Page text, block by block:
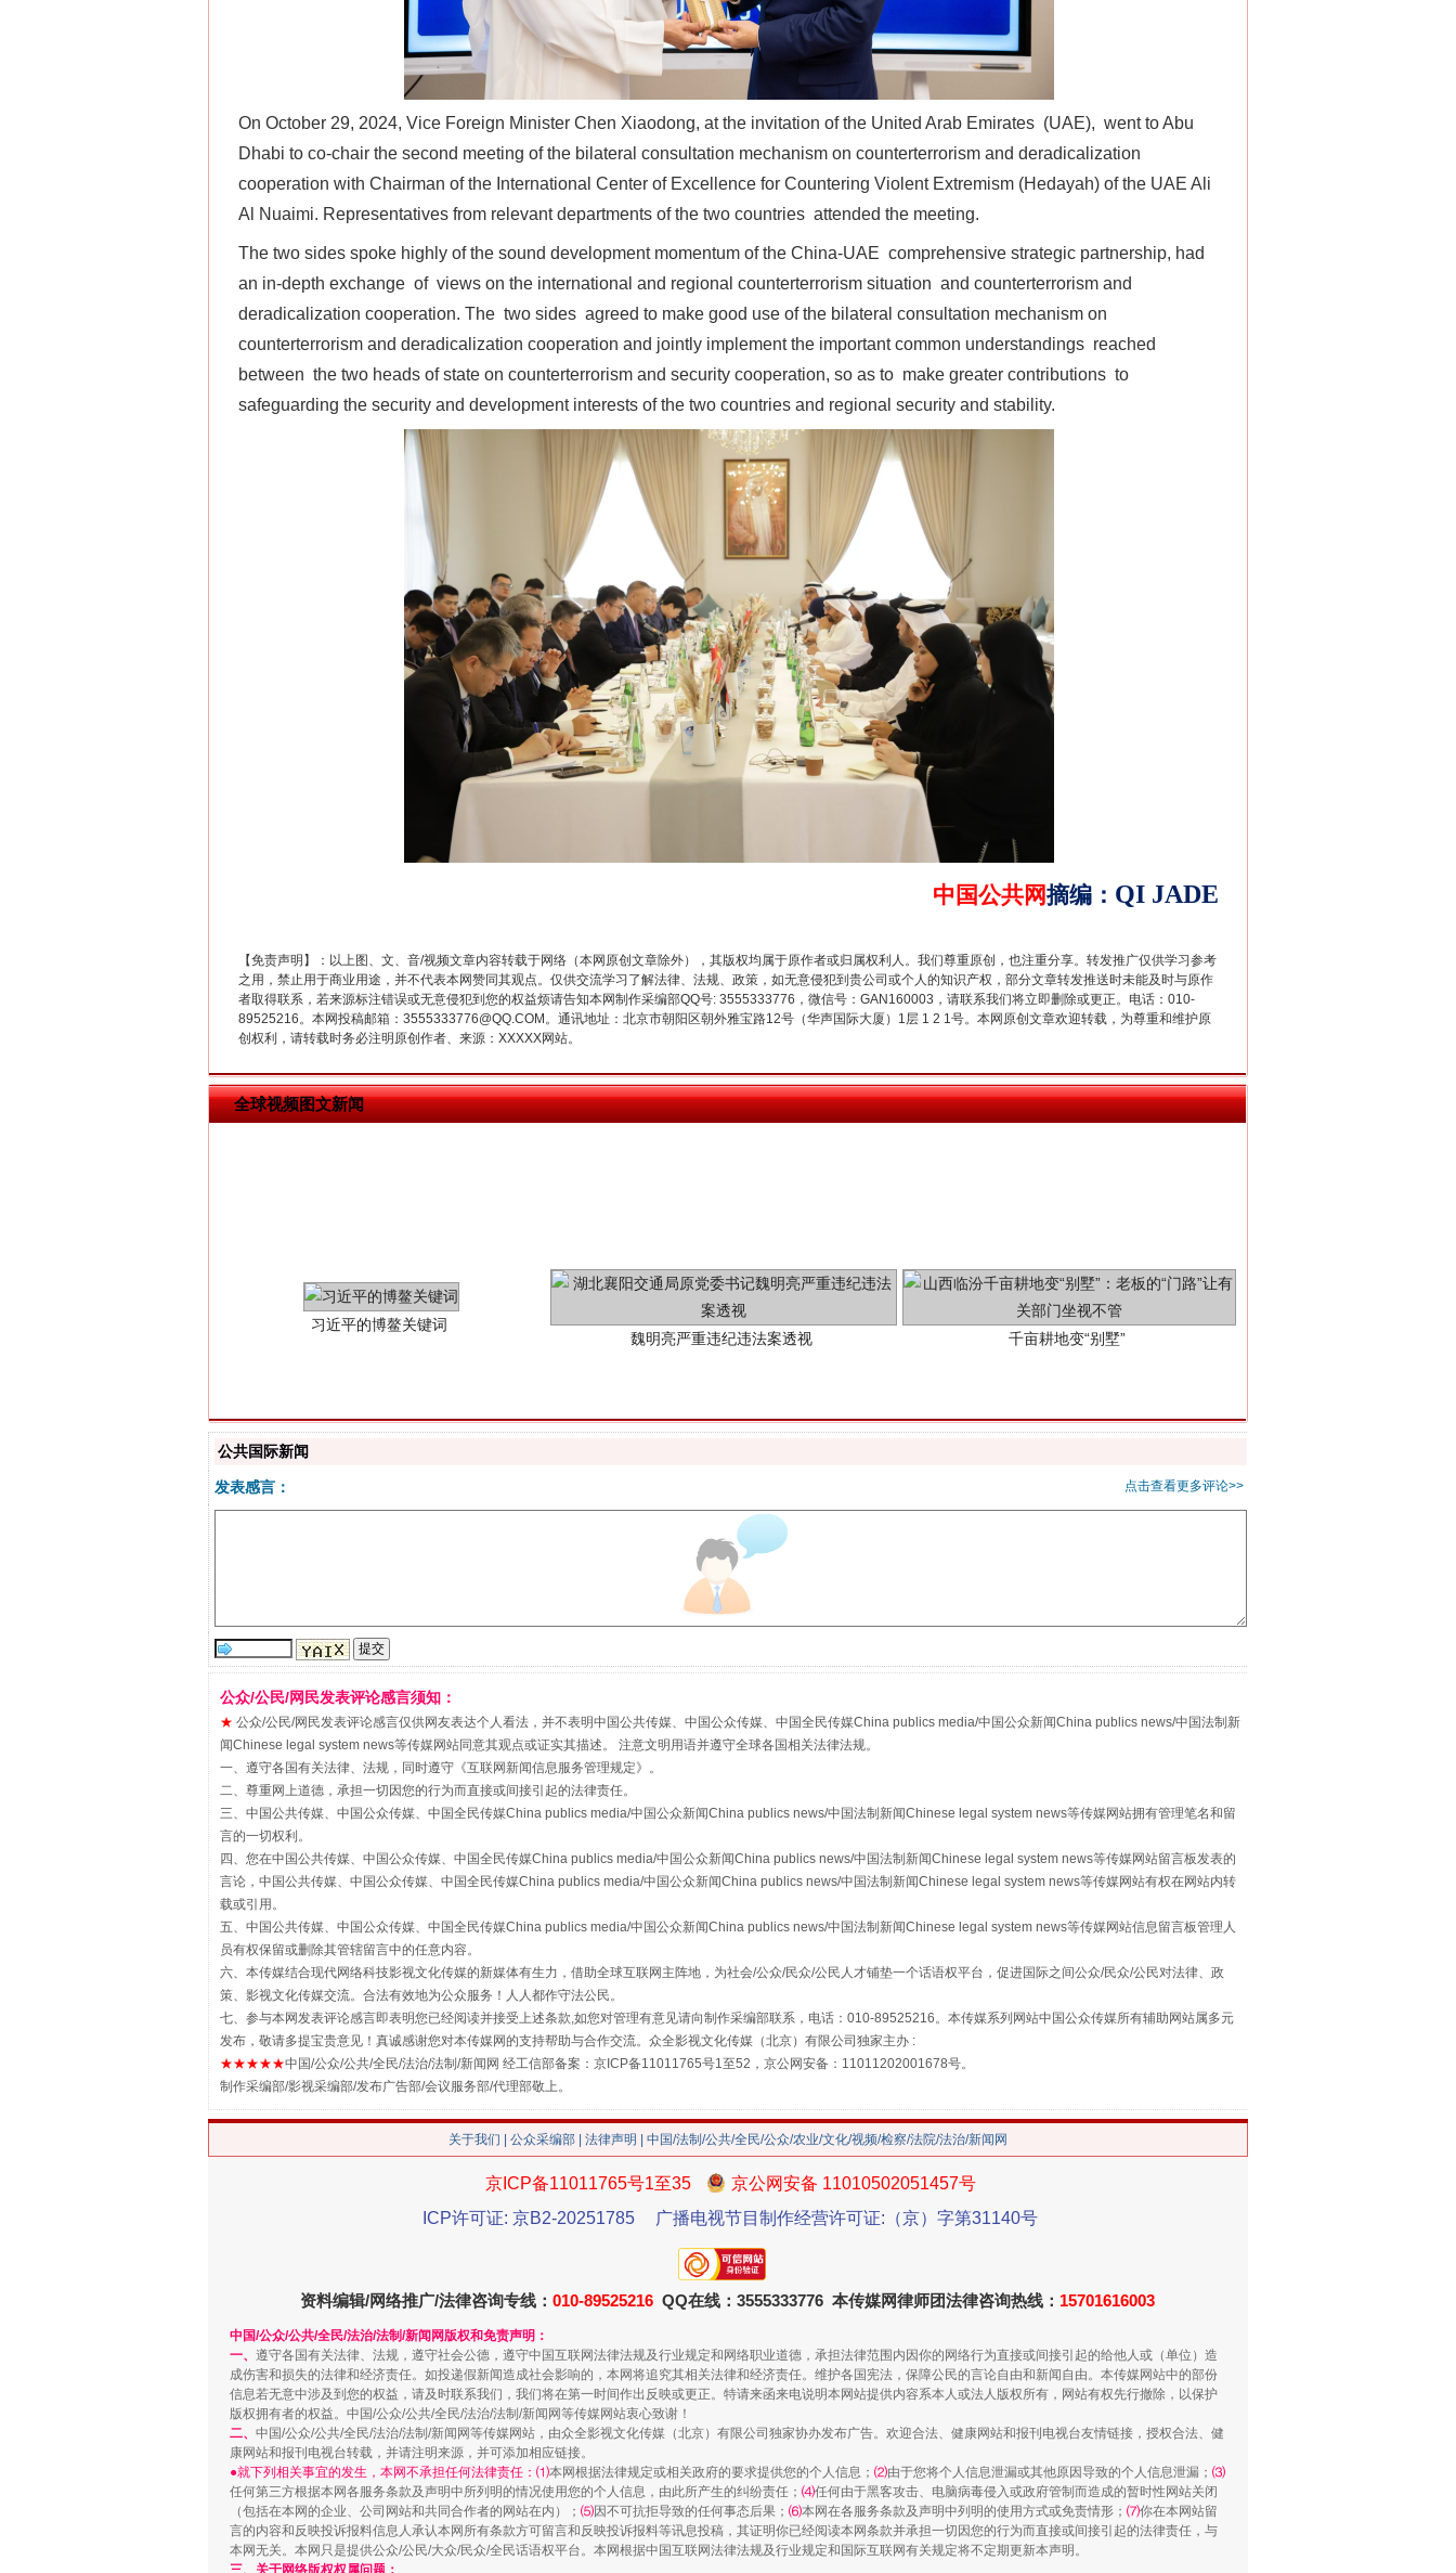
On October 29, 2024, Vice Foreign Minister Chen Xiaodong, at the invitation of the United Arab Emirates (UAE), went to Abu
Dhabi to co-chair the second meeting of the bilateral consultation mechanism on counterterrorism and deradicalization
cooperation with Chairman of the International Center of Excellence for Countering Violent Extremism (Hedayah) of the UAE Ali
Al Nuaimi. Representatives from relevant departments of the two countries attended the meeting.
The two sides spoke highly of the sound development momentum of the China-UAE comprehensive strategic partnership, had
an in-depth exchange of views on the international and regional counterterrorism situation and counterterrorism and
deradicalization cooperation. The two sides agreed to make good use of the bilateral consultation mechanism on
counterterrorism and deradicalization cooperation and jointly implement the important common understandings reached
between the two heads of state on counterterrorism and security cooperation, so as to make greater contributions to
safeguarding the security and development interests of the two countries and regional security and stability.
中国公共网摘编 ： QI JADE
【免责声明】：以上图、文、音/视频文章内容转载于网络（本网原创文章除外），其版权均属于原作者或归属权利人。我们尊重原创，也注重分享。转发推广仅供学习参考
之用，禁止用于商业用途，并不代表本网赞同其观点。仅供交流学习了解法律、法规、政策，如无意侵犯到贵公司或个人的知识产权，部分文章转发推送时未能及时与原作
者取得联系，若来源标注错误或无意侵犯到您的权益烦请告知本网制作采编部QQ号: 3555333776，微信号：GAN160003，请联系我们将立即删除或更正。电话：010-
89525216。本网投稿邮箱：3555333776@QQ.COM。通讯地址：北京市朝阳区朝外雅宝路12号（华声国际大厦）1层 1 2 1号。本网原创文章欢迎转载，为尊重和维护原
创权利，请转载时务必注明原创作者、来源：XXXXX网站。
全球视频图文新闻
茶叶“炒上天”
这是一记警钟！ 谢谢有你温暖了四季 法官巧妙执行解纠纷
新中国诞生的见证
揭批美国五大"原罪"
解纷+调解+退费，一次搞定
珠宝鉴定乱象
站台名比不上好声名
走近一线检察官
公共国际新闻
点击查看更多评论>>
发表感言：
公众/公民/网民发表评论感言须知：
★ 公众/公民/网民发表评论感言仅供网友表达个人看法，并不表明中国公共传媒、中国公众传媒、中国全民传媒China publics media/中国公众新闻China publics news/中国法制新
闻Chinese legal system news等传媒网站同意其观点或证实其描述。 注意文明用语并遵守全球各国相关法律法规。
一、遵守各国有关法律、法规，同时遵守《互联网新闻信息服务管理规定》。
二、尊重网上道德，承担一切因您的行为而直接或间接引起的法律责任。
三、中国公共传媒、中国公众传媒、中国全民传媒China publics media/中国公众新闻China publics news/中国法制新闻Chinese legal system news等传媒网站拥有管理笔名和留
言的一切权利。
四、您在中国公共传媒、中国公众传媒、中国全民传媒China publics media/中国公众新闻China publics news/中国法制新闻Chinese legal system news等传媒网站留言板发表的
言论，中国公共传媒、中国公众传媒、中国全民传媒China publics media/中国公众新闻China publics news/中国法制新闻Chinese legal system news等传媒网站有权在网站内转
载或引用。
五、中国公共传媒、中国公众传媒、中国全民传媒China publics media/中国公众新闻China publics news/中国法制新闻Chinese legal system news等传媒网站信息留言板管理人
员有权保留或删除其管辖留言中的任意内容。
六、本传媒结合现代网络科技影视文化传媒的新媒体有生力，借助全球互联网主阵地，为社会/公众/民众/公民人才铺垫一个话语权平台，促进国际之间公众/民众/公民对法律、政
策、影视文化传媒交流。合法有效地为公众服务！人人都作守法公民。
七、参与本网发表评论感言即表明您已经阅读并接受上述条款,如您对管理有意见请向制作采编部联系，电话：010-89525216。本传媒系列网站中国公众传媒所有辅助网站属多元
发布，敬请多提宝贵意见！真诚感谢您对本传媒网的支持帮助与合作交流。众全影视文化传媒（北京）有限公司独家主办 :
★★★★★中国/公众/公共/全民/法治/法制/新闻网 经工信部备案：京ICP备11011765号1至52，京公网安备：11011202001678号。
制作采编部/影视采编部/发布广告部/会议服务部/代理部敬上。
关于我们 公众采编部 法律声明 | 中国/法制/公共/全民/公众/农业/文化/视频/检察/法院/法治/新闻网
京ICP备11011765号1至35
京公网安备 11010502051457号
ICP许可证: 京B2-20251785
广播电视节目制作经营许可证:（京）字第31140号
资料编辑/网络推广/法律咨询专线： 010-89525216 QQ在线：3555333776 本传媒网律师团法律咨询热线： 15701616003
中国/公众/公共/全民/法治/法制/新闻网版权和免责声明：
一、 遵守各国有关法律、法规，遵守社会公德，遵守中国互联网法律法规及行业规定和网络职业道德，承担法律范围内因你的网络行为直接或间接引起的给他人或（单位）造
成伤害和损失的法律和经济责任。如投递假新闻造成社会影响的，本网将追究其相关法律和经济责任。维护各国宪法，保障公民的言论自由和新闻自由。本传媒网站中的部份
信息若无意中涉及到您的权益，请及时联系我们，我们将在第一时间作出反映或更正。特请来函来电说明本网站提供内容系本人或法人版权所有，网站有权先行撤除，以保护
版权拥有者的权益。中国/公众/公共/全民/法治/法制/新闻网等传媒网站衷心致谢！
二、 中国/公众/公共/全民/法治/法制/新闻网等传媒网站，由众全影视文化传媒（北京）有限公司独家协办发布广告。欢迎合法、健康网站和报刊电视台友情链接，授权合法、健
康网站和报刊电视台转载，并请注明来源，并可添加相应链接。
●就下列相关事宜的发生，本网不承担任何法律责任：⑴本网根据法律规定或相关政府的要求提供您的个人信息； ⑵由于您将个人信息泄漏或其他原因导致的个人信息泄漏； ⑶
任何第三方根据本网各服务条款及声明中所列明的情况使用您的个人信息，由此所产生的纠纷责任； ⑷任何由于黑客攻击、电脑病毒侵入或政府管制而造成的暂时性网站关闭
（包括在本网的企业、公司网站和共同合作者的网站在内）； ⑸因不可抗拒导致的任何事态后果； ⑹本网在各服务条款及声明中列明的使用方式或免责情形； ⑺你在本网站留
言的内容和反映投诉报料信息人承认本网所有条款方可留言和反映投诉报料等讯息投稿，其证明你已经阅读本网条款并承担一切因您的行为而直接或间接引起的法律责任，与
本网无关。本网只是提供公众/公民/大众/民众/全民话语权平台。本网根据中国互联网法律法规及行业规定和国际互联网有关规定将不定期更新本声明。
三、关于网络版权权属问题：